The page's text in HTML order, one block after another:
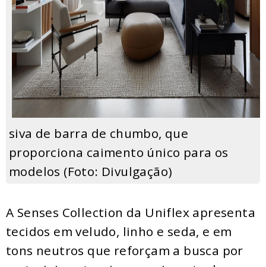
siva de barra de chumbo, que
proporciona caimento único para os
modelos (Foto: Divulgação)
A Senses Collection da Uniflex apresenta
tecidos em veludo, linho e seda, e em
tons neutros que reforçam a busca por